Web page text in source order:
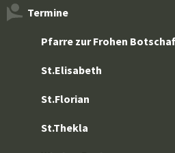
Termine
Pfarre zur Frohen
St.Elisabeth
St.Florian
St.Thekla